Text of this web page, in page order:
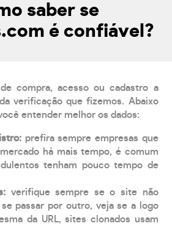
saber se
é confiável?
compra, acesso ou cadastro a
verificação que fizemos. Abaixo
entender melhor os dados:
prefira sempre empresas que
há mais tempo, é comum
tenham pouco tempo de
verifique sempre se o site não
passar por outro, veja se a logo
da URL, sites clonados usam